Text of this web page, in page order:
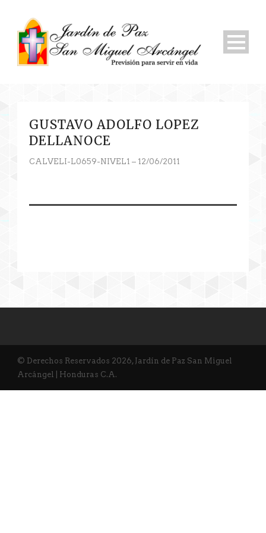
GUSTAVO ADOLFO LOPEZ
DELLANOCE
CALVELI-L0659-NIVEL1 – 12/06/2011
© Derechos Reservados 2026, Jardín de Paz San Miguel
Arcángel | Honduras C.A.